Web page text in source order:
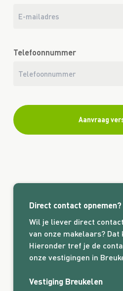
Telefoonnummer
Direct contact opnemen?
Wil je liever direct
van onze makelaars?
Hieronder tref je de
onze vestigingen in
Vestiging Breukelen